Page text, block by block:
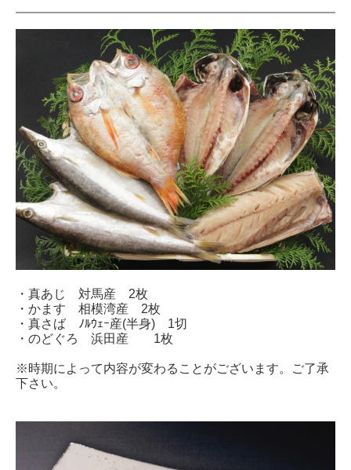
・真あじ 対馬産 2枚
・かます 相模湾産 2枚
・真さば ﾉﾙｳｪｰ産(半身) 1切
・のどぐろ 浜田産 1枚
※時期によって内容が変わることがございます。ご了承
下さい。